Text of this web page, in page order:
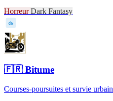
HorreurDark Fantasy
d6
🇫🇷Bitume
Courses-poursuites et survie